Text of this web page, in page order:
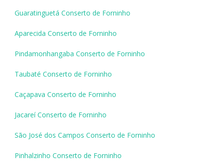
Guaratinguetá Conserto de Forninho
Aparecida Conserto de Forninho
Pindamonhangaba Conserto de Forninho
Taubaté Conserto de Forninho
Caçapava Conserto de Forninho
Jacareí Conserto de Forninho
São José dos Campos Conserto de Forninho
Pinhalzinho Conserto de Forninho